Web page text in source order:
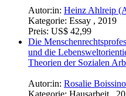
Autor:in: Heinz Ahlreip
Kategorie: Essay , 2019
Preis: US$ 42,99
Die
und die
Theorien der Sozialen
Autor:in: Rosalie